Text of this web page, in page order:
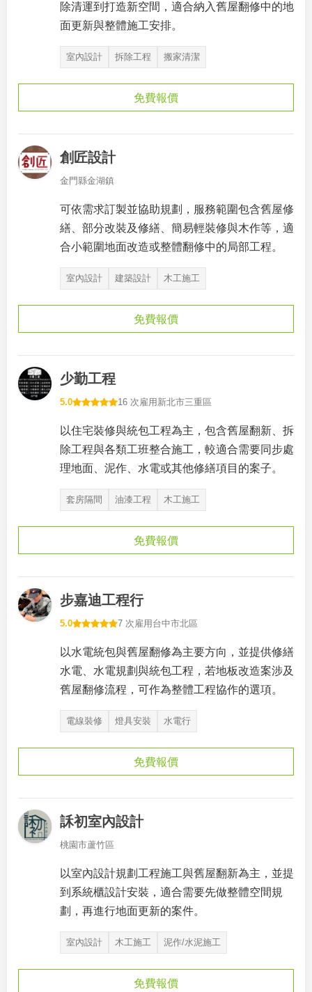
除清運到打造新空間，適合納入舊屋翻修中的地
面更新與整體施工安排。
室內設計 拆除工程 搬家清潔
免費報價
創匠設計
金門縣金湖鎮
可依需求訂製並協助規劃，服務範圍包含舊屋修
繕、部分改裝及修繕、簡易輕裝修與木作等，適
合小範圍地面改造或整體翻修中的局部工程。
室內設計 建築設計 木工施工
免費報價
少勤工程
5.0 16 次雇用 新北市三重區
以住宅裝修與統包工程為主，包含舊屋翻新、拆
除工程與各類工班整合施工，較適合需要同步處
理地面、泥作、水電或其他修繕項目的案子。
套房隔間 油漆工程 木工施工
免費報價
步嘉迪工程行
5.0 7 次雇用 台中市北區
以水電統包與舊屋翻修為主要方向，並提供修繕
水電、水電規劃與統包工程，若地板改造案涉及
舊屋翻修流程，可作為整體工程協作的選項。
電線裝修 燈具安裝 水電行
免費報價
訸初室內設計
桃園市蘆竹區
以室內設計規劃工程施工與舊屋翻新為主，並提
到系統櫃設計安裝，適合需要先做整體空間規
劃，再進行地面更新的案件。
室內設計 木工施工 泥作/水泥施工
免費報價